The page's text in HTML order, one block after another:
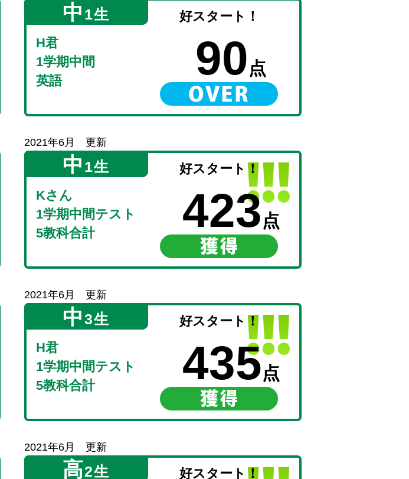
中 1生
H君
1学期中間
英語
好スタート！
90 点
2021年6月 更新
中 1生
Kさん
1学期中間テスト
5教科合計
好スタート！
423 点
2021年6月 更新
中3生
H君
1学期中間テスト
5教科合計
好スタート！
435点
2021年6月 更新
高2生 好スタート！